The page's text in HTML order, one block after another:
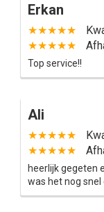
Erkan
★★★★★
★★★★★
Top service!!
Ali
★★★★★
★★★★★
heerlijk gegeten
was het nog snel